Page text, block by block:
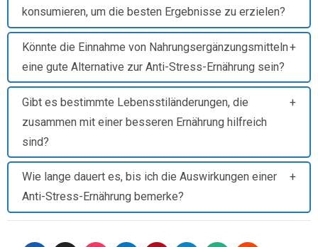
konsumieren, um die besten Ergebnisse zu erzielen?
Könnte die Einnahme von Nahrungsergänzungsmitteln
eine gute Alternative zur Anti-Stress-Ernährung sein?
Gibt es bestimmte Lebensstiländerungen, die
zusammen mit einer besseren Ernährung hilfreich
sind?
Wie lange dauert es, bis ich die Auswirkungen einer
Anti-Stress-Ernährung bemerke?